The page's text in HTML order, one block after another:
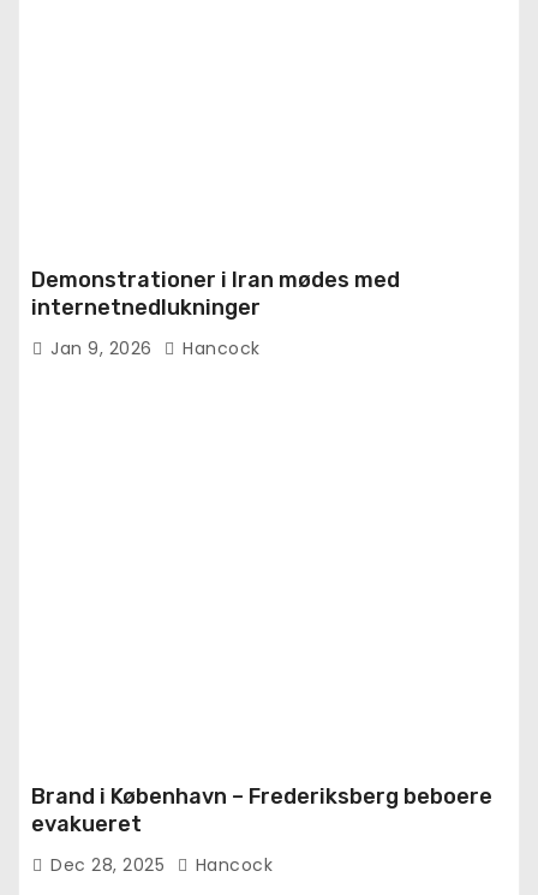
Demonstrationer i Iran mødes med
internetnedlukninger
Jan 9, 2026 Hancock
Brand i København – Frederiksberg beboere
evakueret
Dec 28, 2025 Hancock